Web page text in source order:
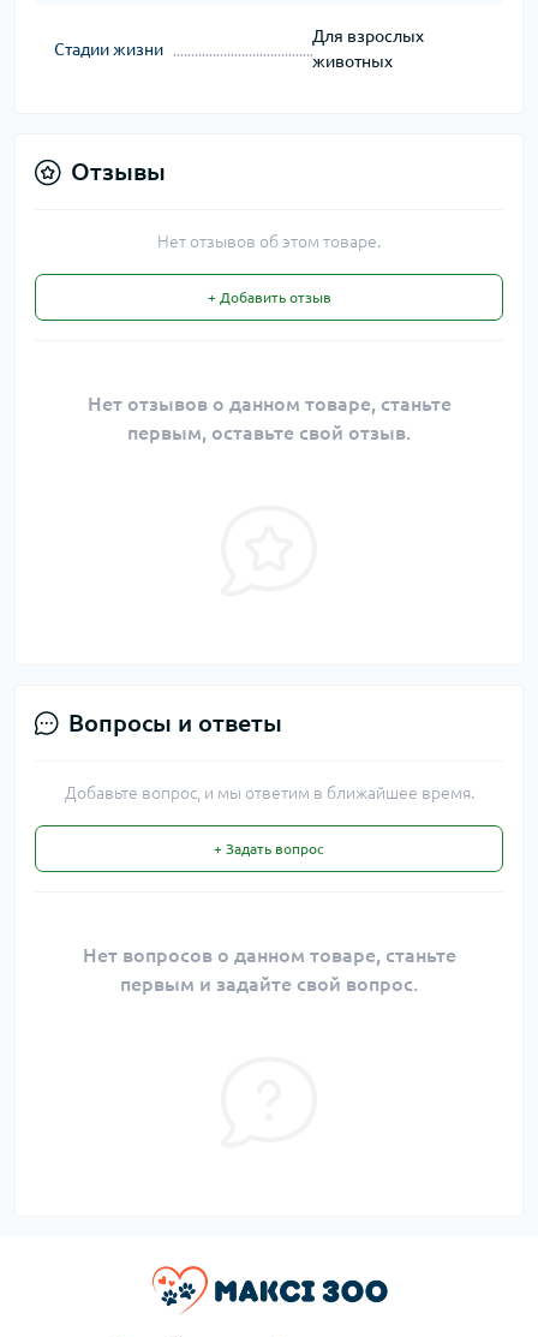
Стадии жизни
Для взрослых
животных
Отзывы
Нет отзывов об этом товаре.
+ Добавить отзыв
Нет отзывов о данном товаре, станьте
первым, оставьте свой отзыв.
Вопросы и ответы
Добавьте вопрос, и мы ответим в ближайшее время.
+ Задать вопрос
Нет вопросов о данном товаре, станьте
первым и задайте свой вопрос.